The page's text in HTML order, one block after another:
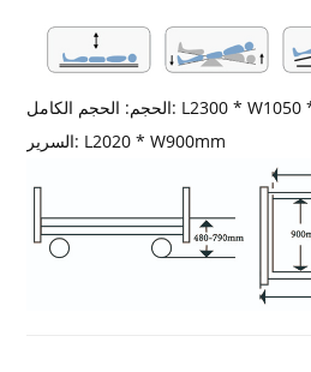
الحجم: الحجم الكامل: L2300 * W1050 * H480-790mm، حجم لوح
السرير: L2020 * W900mm